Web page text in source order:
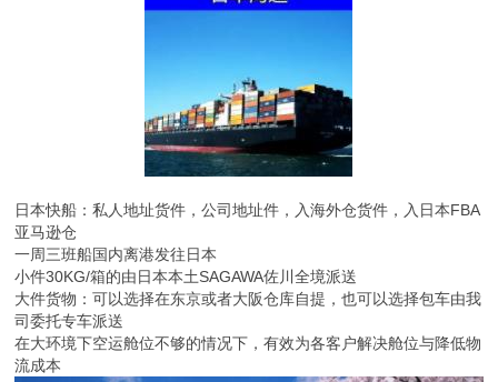
日本快船：私人地址货件，公司地址件，入海外仓货件，入日本FBA
一周三班船国内离港发往日本
小件30KG/箱的由日本本土SAGAWA佐川全境派送
大件货物：可以选择在东京或者大阪仓库自提，也可以选择包车由我
司委托专车派送
在大环境下空运舱位不够的情况下，有效为各客户解决舱位与降低物
流成本